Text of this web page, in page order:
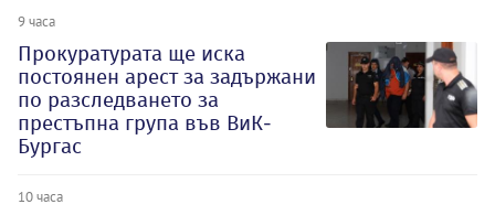
9 часа
Прокуратурата ще иска
постоянен арест за задържани
по разследването за
престъпна група във ВиК-
Бургас
10 часа